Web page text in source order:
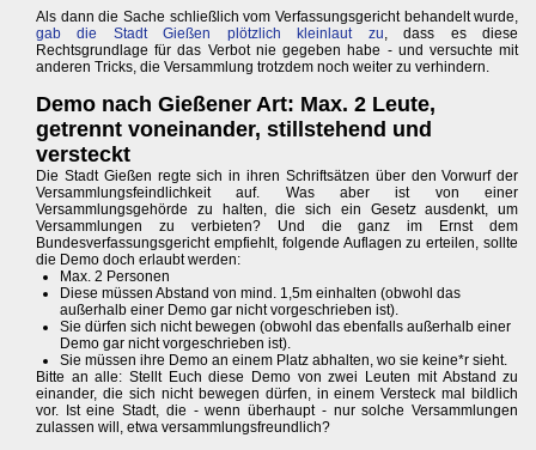
Als dann die Sache schließlich vom Verfassungsgericht behandelt wurde,
gab die Stadt Gießen plötzlich kleinlaut zu, dass es diese
Rechtsgrundlage für das Verbot nie gegeben habe - und versuchte mit
anderen Tricks, die Versammlung trotzdem noch weiter zu verhindern.
Demo nach Gießener Art: Max. 2 Leute,
getrennt voneinander, stillstehend und
versteckt
Die Stadt Gießen regte sich in ihren Schriftsätzen über den Vorwurf der
Versammlungsfeindlichkeit auf. Was aber ist von einer
Versammlungsgehörde zu halten, die sich ein Gesetz ausdenkt, um
Versammlungen zu verbieten? Und die ganz im Ernst dem
Bundesverfassungsgericht empfiehlt, folgende Auflagen zu erteilen, sollte
die Demo doch erlaubt werden:
Max. 2 Personen
Diese müssen Abstand von mind. 1,5m einhalten (obwohl das
außerhalb einer Demo gar nicht vorgeschrieben ist).
Sie dürfen sich nicht bewegen (obwohl das ebenfalls außerhalb einer
Demo gar nicht vorgeschrieben ist).
Sie müssen ihre Demo an einem Platz abhalten, wo sie keine*r sieht.
Bitte an alle: Stellt Euch diese Demo von zwei Leuten mit Abstand zu
einander, die sich nicht bewegen dürfen, in einem Versteck mal bildlich
vor. Ist eine Stadt, die - wenn überhaupt - nur solche Versammlungen
zulassen will, etwa versammlungsfreundlich?